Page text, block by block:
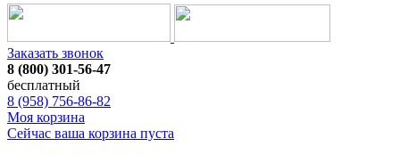
Заказать звонок
8 (800) 301-56-47
бесплатный
8 (958) 756-86-82
Моя корзина
Сейчас ваша корзина пуста